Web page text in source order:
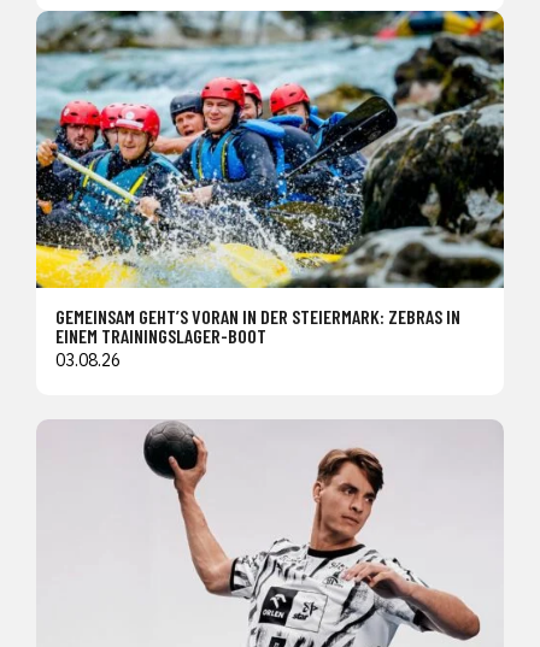
GEMEINSAM GEHT’S VORAN IN DER STEIERMARK: ZEBRAS IN
EINEM TRAININGSLAGER-BOOT
03.08.26